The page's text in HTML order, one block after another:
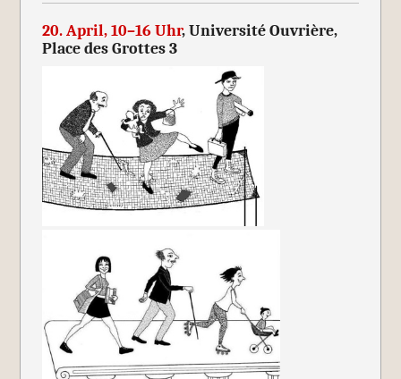
20. April, 10–16 Uhr, Université Ouvrière,
Place des Grottes 3